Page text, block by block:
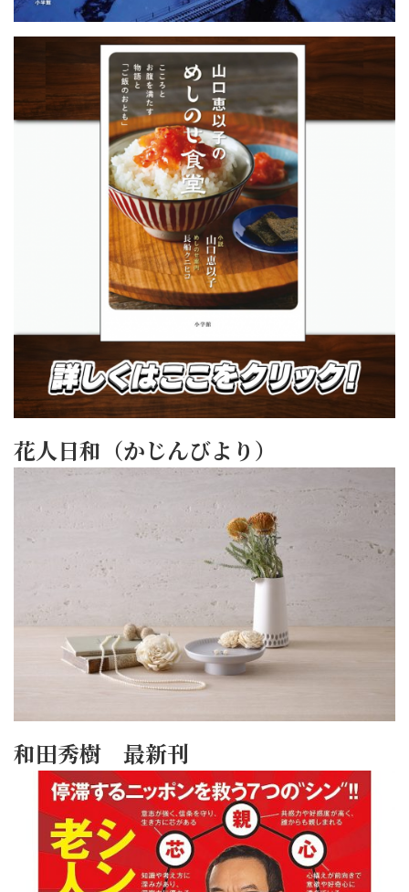
花人日和（かじんびより）
和田秀樹 最新刊